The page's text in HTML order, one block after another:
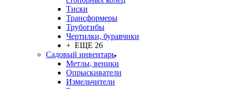
Тиски
Трансформеры
Трубогибы
Чертилки, буравчики
+ ЕЩЕ 26
Садовый инвентарь
Метлы, веники
Опрыскиватели
Измельчители